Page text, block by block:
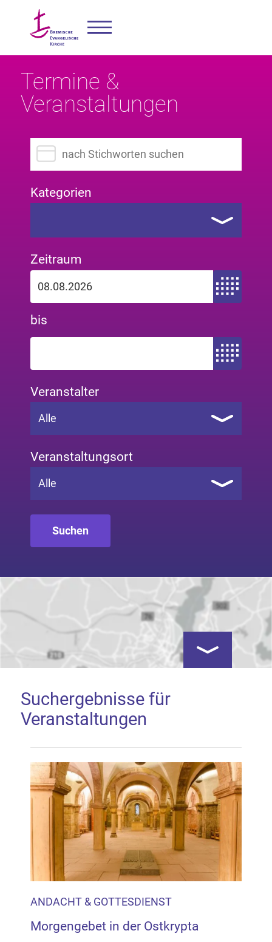
Termine &
Veranstaltungen
Suchbegriff eingeben
Kategorien
Zeitraum
Zeitraum von
bis
Zeitraum bis
Veranstalter
Alle
Veranstaltungsort
Alle
Google Map laden
Mit dem Laden der Karte akzeptieren Sie, dass die
Anwendung Google Maps beim Aktivieren von
Inhalten Cookies auf Ihrem Gerät setzt, z.B. zwecks
Reichweitenmessung und profilbasierter Werbung.
zur Datenschutzerklärung
Hier können Sie Ihre Cookie-
Einstellungen anpassen
Kartenansicht
Suchergebnisse für
Veranstaltungen
ANDACHT & GOTTESDIENST
Morgengebet in der Ostkrypta